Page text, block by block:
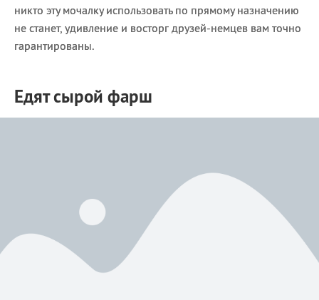
никто эту мочалку использовать по прямому назначению
не станет, удивление и восторг друзей-немцев вам точно
гарантированы.
Едят сырой фарш